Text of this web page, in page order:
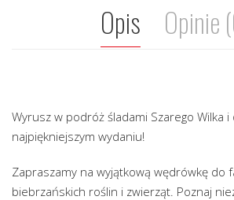
Opis Opinie
Wyrusz w podróż śladami Szarego Wilka
najpiękniejszym wydaniu!
Zapraszamy na wyjątkową wędrówkę do
biebrzańskich roślin i zwierząt. Poznaj